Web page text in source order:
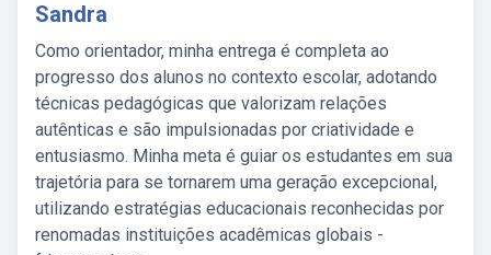
Sandra
Como orientador, minha entrega é completa ao
progresso dos alunos no contexto escolar, adotando
técnicas pedagógicas que valorizam relações
autênticas e são impulsionadas por criatividade e
entusiasmo. Minha meta é guiar os estudantes em sua
trajetória para se tornarem uma geração excepcional,
utilizando estratégias educacionais reconhecidas por
renomadas instituições acadêmicas globais -